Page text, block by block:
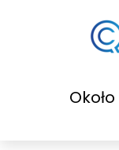
Około